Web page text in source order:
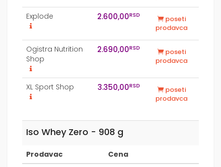
Explode 2.600,00RSD
poseti
prodavca
Ogistra Nutrition
Shop
2.690,00RSD
poseti
prodavca
XL Sport Shop 3.350,00RSD
poseti
prodavca
Iso Whey Zero - 908 g
Prodavac
Cena